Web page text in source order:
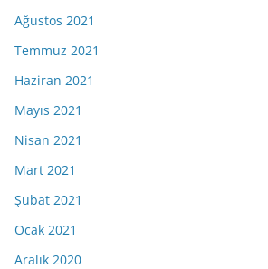
Ağustos 2021
Temmuz 2021
Haziran 2021
Mayıs 2021
Nisan 2021
Mart 2021
Şubat 2021
Ocak 2021
Aralık 2020